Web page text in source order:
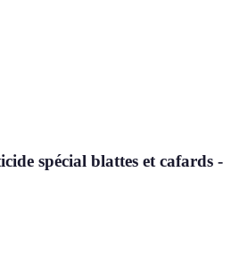
spécial blattes et cafards -